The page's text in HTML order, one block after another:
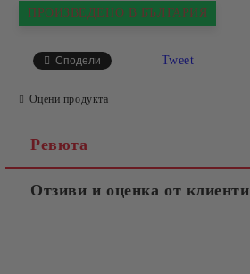
ПРОИЗВЕДЕНО В БЪЛГАРИЯ
Сподели Tweet
Оцени продукта
Ревюта
Отзиви и оценка от клиенти